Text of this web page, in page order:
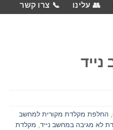
👥 עלינו 📞 צרו קשר
, החלפת מקלדת מקורית למחשב
לא מגיבה במחשב נייד, מקלדת